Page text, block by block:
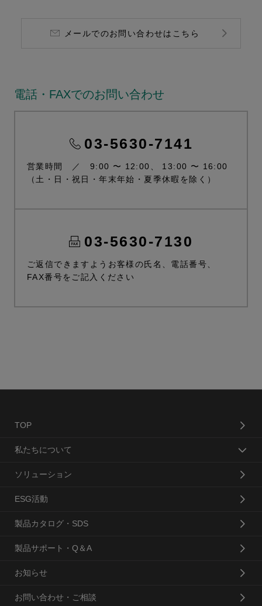
メールでのお問い合わせはこちら
電話・FAXでのお問い合わせ
03-5630-7141
営業時間 ／ 9:00 〜 12:00、 13:00 〜 16:00
（土・日・祝日・年末年始・夏季休暇を除く）
03-5630-7130
ご返信できますようお客様の氏名、電話番号、
FAX番号をご記入ください
TOP
私たちについて
ソリューション
ESG活動
製品カタログ・SDS
製品サポート・Q＆A
お知らせ
お問い合わせ・ご相談